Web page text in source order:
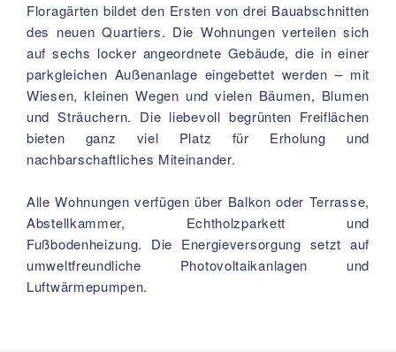
Floragärten bildet den Ersten von drei Bauabschnitten
des neuen Quartiers. Die Wohnungen verteilen sich
auf sechs locker angeordnete Gebäude, die in einer
parkgleichen Außenanlage eingebettet werden – mit
Wiesen, kleinen Wegen und vielen Bäumen, Blumen
und Sträuchern. Die liebevoll begrünten Freiflächen
bieten ganz viel Platz für Erholung und
nachbarschaftliches Miteinander.
Alle Wohnungen verfügen über Balkon oder Terrasse,
Abstellkammer, Echtholzparkett und
Fußbodenheizung. Die Energieversorgung setzt auf
umweltfreundliche Photovoltaikanlagen und
Luftwärmepumpen.